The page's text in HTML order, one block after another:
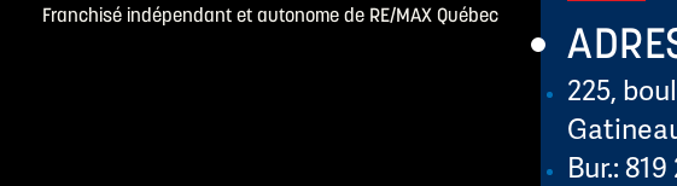
Franchisé indépendant et autonome de RE/MAX Québec
225,
Bur.: 819